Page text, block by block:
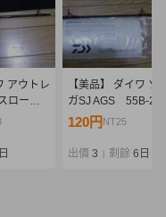
アウトレ
ロージ
ッド
【美品】 ダイワ ソ
ガSJ AGS 55B-2
ジギング ジギング
120円 NT25
出價 3 剩餘 6日